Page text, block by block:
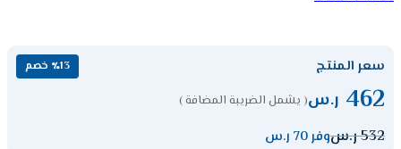
سعر المنتج ٪13 خصم
462 ر.س( يشمل الضريبة المضافة )
532ر.سوفر 70 ر.س